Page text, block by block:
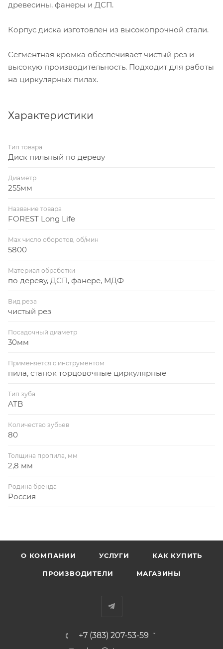
древесины, фанеры и ДСП.
Корпус диска изготовлен из высокопрочной стали.
Сегментная кромка обеспечивает чистый рез и
высокую производительность. Подходит для работы
на циркулярных пилах.
Характеристики
Тип товара
Диск пильный по дереву
Диаметр
255мм
Название товара
FOREST Long Life
Max число оборотов, об/мин
5800
Материал обработки
по дереву, ДСП, фанере, МДФ
Вид реза
чистый рез
Посадочный диаметр
30мм
Применяется с инструментом
пила, станок торцовочные циркулярные
Тип зуба
ATB
Количество зубьев
80
Толщина пропила, мм
2,8 мм
Родина бренда
Россия
О КОМПАНИИ УСЛУГИ КАК КУПИТЬ
ПРОИЗВОДИТЕЛИ МАГАЗИНЫ
+7 (383) 207-53-59